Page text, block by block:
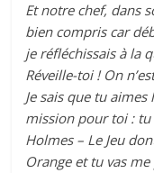
Et notre chef, dans
bien compris car
je réfléchissais à la
Réveille-toi ! On
Je sais que tu aimes
mission pour toi : tu
Holmes – Le Jeu
Orange et tu vas